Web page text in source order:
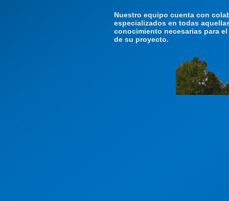
Nuestro equipo cuenta con
especializados en todas
conocimiento necesarias para
de su proyecto.